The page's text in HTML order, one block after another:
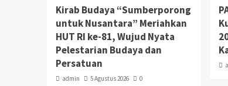
Kirab Budaya “Sumberporong
untuk Nusantara” Meriahkan
HUT RI ke-81, Wujud Nyata
Pelestarian Budaya dan
Persatuan
admin 5 Agustus 2026 0